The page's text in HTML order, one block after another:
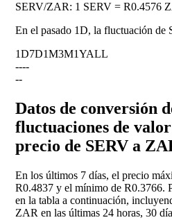
SERV/ZAR: 1 SERV = R0.4576
En el pasado 1D, la fluctuación
1D7D1M3M1YALL
----
--
Datos de conversión
fluctuaciones de
precio de SERV a
En los últimos 7 días, el precio
R0.4837 y el mínimo de R0.3766.
en la tabla a continuación,
ZAR en las últimas 24 horas, 30